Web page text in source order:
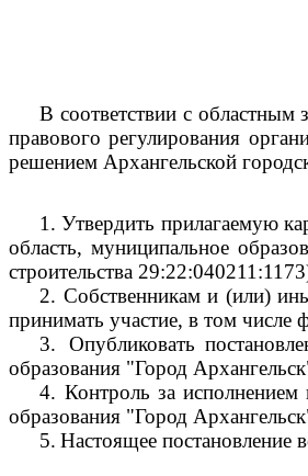
В соответствии с
правового регулирования
решением Архангельской
1. Утвердить прилагаемую
область, муниципальное
строительства
2. Собственникам и (или)
принимать участие, в том числе
3.
Опубликовать
образования "Город
4. Контроль за исполнением
образования "Город
5. Настоящее постановление